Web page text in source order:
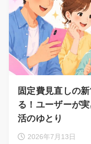
固定費見直しの
る！ユーザーが
活のゆとり
2026年7月13日